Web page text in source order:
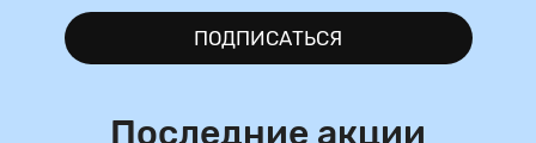
ПОДПИСАТЬСЯ
Последние акции